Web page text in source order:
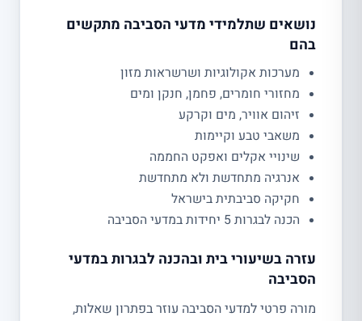
נושאים שתלמידי מדעי הסביבה מתקשים
בהם
מערכות אקולוגיות ושרשראות מזון
מחזורי חומרים, פחמן, חנקן ומים
זיהום אוויר, מים וקרקע
משאבי טבע וקיימות
שינויי אקלים ואפקט החממה
אנרגיה מתחדשת ולא מתחדשת
חקיקה סביבתית בישראל
הכנה לבגרות 5 יחידות במדעי הסביבה
עזרה בשיעורי בית ובהכנה לבגרות במדעי
הסביבה
מורה פרטי למדעי הסביבה עוזר בפתרון שאלות,